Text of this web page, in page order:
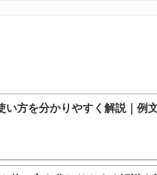
い方を分かりやすく解説｜例